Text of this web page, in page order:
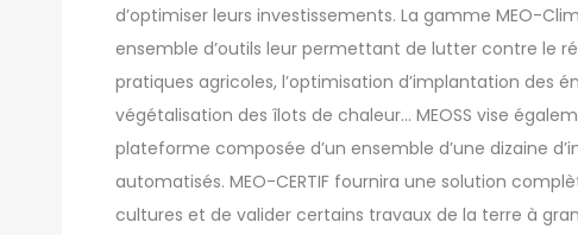
d’optimiser leurs investissements. La gamme MEO-
ensemble d’outils leur permettant de lutter contre le
pratiques agricoles, l’optimisation d’implantation des
végétalisation des îlots de chaleur… MEOSS vise
plateforme composée d’un ensemble d’une dizaine
automatisés. MEO-CERTIF fournira une solution
cultures et de valider certains travaux de la terre à